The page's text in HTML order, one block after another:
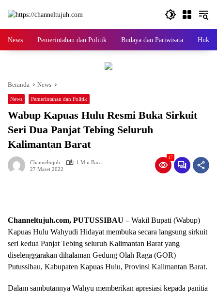
News Pemerintahan dan Politik Budaya dan Pariwisata
Beranda News
News Pemerintahan dan Politik
Wabup Kapuas Hulu Resmi Buka Sirkuit
Seri Dua Panjat Tebing Seluruh
Kalimantan Barat
Channeltujuh
1 Min Baca
27 Maret 2022
17
Channeltujuh.com, PUTUSSIBAU – Wakil Bupati (Wabup)
Kapuas Hulu Wahyudi Hidayat membuka secara langsung sirkuit
seri kedua Panjat Tebing seluruh Kalimantan Barat yang
diselenggarakan dihalaman Gedung Olah Raga (GOR)
Putussibau, Kabupaten Kapuas Hulu, Provinsi Kalimantan Barat.
Dalam sambutannya Wahyu memberikan apresiasi kepada panitia